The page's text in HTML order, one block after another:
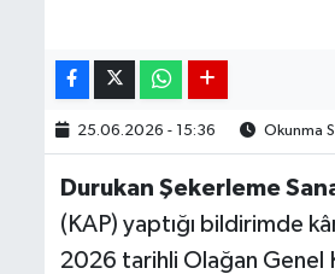
25.06.2026 - 15:36 Okunma
Durukan Şekerleme
(KAP) yaptığı bildirimde
2026 tarihli Olağan Genel